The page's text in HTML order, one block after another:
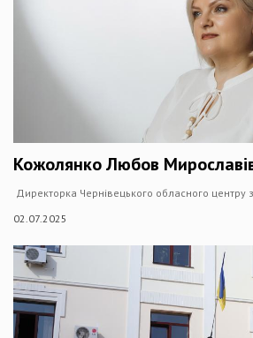
Кожолянко Любов
Директорка Чернівецького обласного центру
02.07.2025